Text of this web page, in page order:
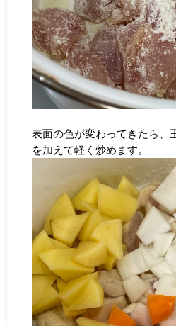
表面の色が変わってきたら、
を加えて軽く炒めます。